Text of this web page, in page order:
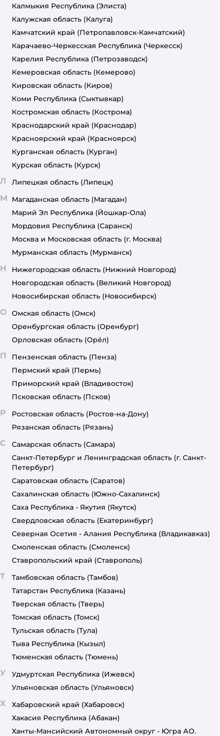
Калмыкия Республика (Элиста)
Калужская область (Калуга)
Камчатский край (Петропавловск-Камчатский)
Карачаево-Черкесская Республика (Черкесск)
Карелия Республика (Петрозаводск)
Кемеровская область (Кемерово)
Кировская область (Киров)
Коми Республика (Сыктывкар)
Костромская область (Кострома)
Краснодарский край (Краснодар)
Красноярский край (Красноярск)
Курганская область (Курган)
Курская область (Курск)
Л Липецкая область (Липецк)
М Магаданская область (Магадан)
Марий Эл Республика (Йошкар-Ола)
Мордовия Республика (Саранск)
Москва и Московская область (г. Москва)
Мурманская область (Мурманск)
Н Нижегородская область (Нижний Новгород)
Новгородская область (Великий Новгород)
Новосибирская область (Новосибирск)
О Омская область (Омск)
Оренбургская область (Оренбург)
Орловская область (Орёл)
П Пензенская область (Пенза)
Пермский край (Пермь)
Приморский край (Владивосток)
Псковская область (Псков)
Р Ростовская область (Ростов-на-Дону)
Рязанская область (Рязань)
С Самарская область (Самара)
Санкт-Петербург и Ленинградская область (г. Санкт-
Петербург)
Саратовская область (Саратов)
Сахалинская область (Южно-Сахалинск)
Саха Республика - Якутия (Якутск)
Свердловская область (Екатеринбург)
Северная Осетия - Алания Республика (Владикавказ)
Смоленская область (Смоленск)
Ставропольский край (Ставрополь)
Т Тамбовская область (Тамбов)
Татарстан Республика (Казань)
Тверская область (Тверь)
Томская область (Томск)
Тульская область (Тула)
Тыва Республика (Кызыл)
Тюменская область (Тюмень)
У Удмуртская Республика (Ижевск)
Ульяновская область (Ульяновск)
Х Хабаровский край (Хабаровск)
Хакасия Республика (Абакан)
Ханты-Мансийский Автономный округ - Югра АО.